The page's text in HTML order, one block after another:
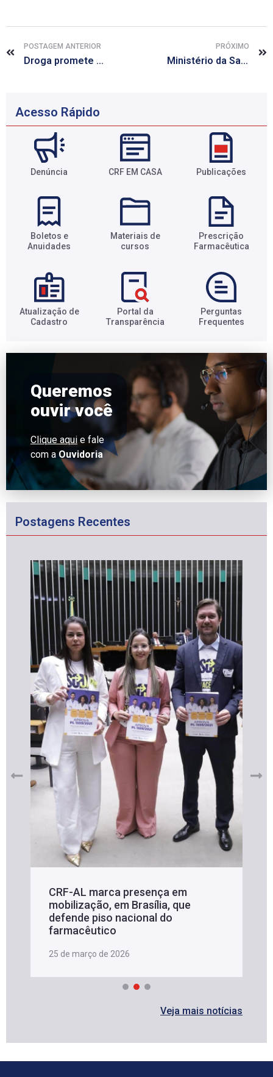
POSTAGEM ANTERIOR
Droga promete a cura da hepatite C
PRÓXIMO
Ministério da Saúde amplia cirurgia para mudança de sexo
Acesso Rápido
Denúncia CRF EM CASA Publicações
Boletos e
Anuidades​
Materiais de
cursos​
Prescrição
Farmacêutica​
Atualização de
Cadastro​
Portal da
Transparência​
Perguntas
Frequentes​
Queremos
ouvir você
Clique aqui e fale
com aOuvidoria
Postagens Recentes
CRF-AL marca presença em
mobilização, em Brasília, que
defende piso nacional do
farmacêutico
25 de março de 2026
Veja mais notícias